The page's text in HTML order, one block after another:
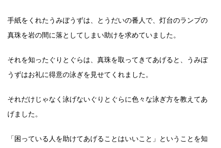
手紙をくれたうみぼうずは、とうだいの番人で、灯台のランプの
真珠を岩の間に落としてしまい助けを求めていました。
それを知ったぐりとぐらは、真珠を取ってきてあげると、うみぼ
うずはお礼に得意の泳ぎを見せてくれました。
それだけじゃなく泳げないぐりとぐらに色々な泳ぎ方を教えてあ
げました。
「困っている人を助けてあげることはいいこと」ということを知